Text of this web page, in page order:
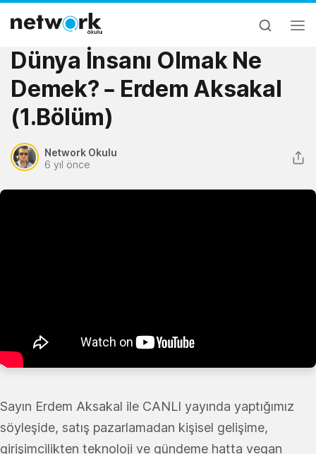
Dünya İnsanı Olmak Ne
Demek? – Erdem Aksakal
(1.Bölüm)
Network Okulu
6 yıl önce
Sayın Erdem Aksakal ile CANLI yayında yaptığımız
söyleşide, satış pazarlamadan kişisel gelişime,
girişimcilikten teknoloji ve gündeme hatta vegan